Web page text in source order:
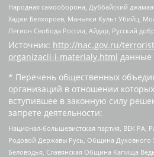
Народная самооборона, Дуббайский
Хаджи Белхороев, Маньяки Культ Убийц,
Легион Свобода России, Айдар, Русский
Источник: http://nac.gov.ru/
organizacii-i-materialy.html данные
* Перечень общественных
организаций в отношении
вступившее в законную силу
запрете деятельности:
Национал-большевистская партия, ВЕК РА,
Родовой Державы Русь, Община Духовного
Беловодья, Славянская Община Капища